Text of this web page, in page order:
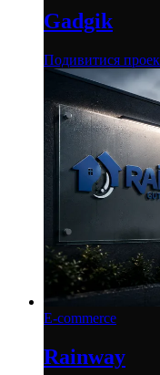
Gadgik
Подивитися
E-commerce
Rainway